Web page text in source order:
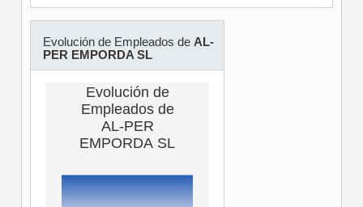
Evolución de Empleados de AL-
PER EMPORDA SL
Evolución de
Empleados de
AL-PER
EMPORDA SL